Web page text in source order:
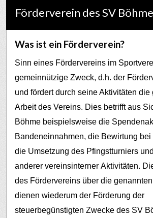
Förderverein des SV Böhme
Was ist ein Förderverein?
Sinn eines Fördervereins im
gemeinnützige Zweck, d.h. der
und fördert durch seine Aktivitäten
Arbeit des Vereins. Dies betrifft aus
Böhme beispielsweise die
Bandeneinnahmen, die Bewirtung
die Umsetzung des Pfingstturniers und
anderer vereinsinterner Aktivitäten.
des Fördervereins über die
dienen wiederum der Förderung der
steuerbegünstigten Zwecke des SV